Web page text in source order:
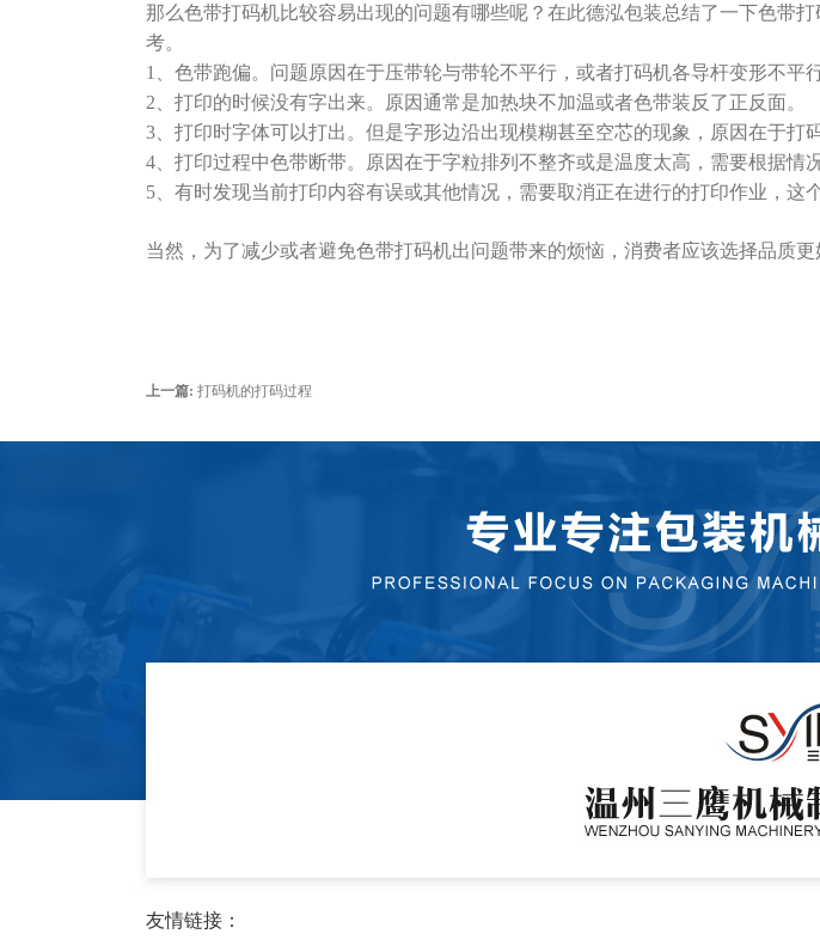
那么色带打码机比较容易出现的问题有哪些呢？在此德泓包装总结了一下色带
考。
1、色带跑偏。问题原因在于压带轮与带轮不平行，或者打码机各导杆变形不平
2、打印的时候没有字出来。原因通常是加热块不加温或者色带装反了正反面。
3、打印时字体可以打出。但是字形边沿出现模糊甚至空芯的现象，原因在于打
4、打印过程中色带断带。原因在于字粒排列不整齐或是温度太高，需要根据情
5、有时发现当前打印内容有误或其他情况，需要取消正在进行的打印作业，这
当然，为了减少或者避免色带打码机出问题带来的烦恼，消费者应该选择品质
上一篇: 打码机的打码过程
友情链接：